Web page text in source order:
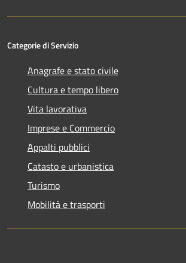
Categorie di Servizio
Anagrafe e stato civile
Cultura e tempo libero
Vita lavorativa
Imprese e Commercio
Appalti pubblici
Catasto e urbanistica
Turismo
Mobilità e trasporti